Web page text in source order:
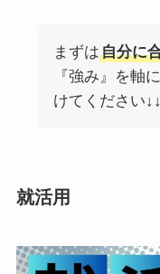
まずは自分に
『強み』を軸
けてください↓↓
就活用